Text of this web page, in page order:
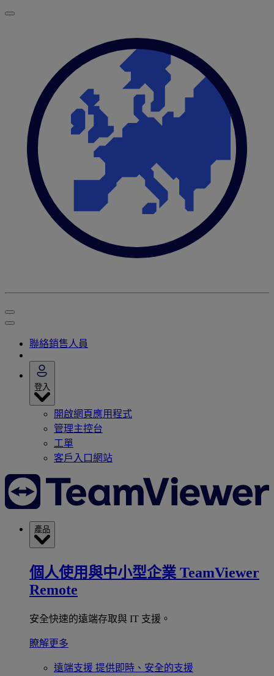
聯絡銷售人員
登入
開啟網頁應用程式
管理主控台
工單
客戶入口網站
產品
個人使用與中小型企業 TeamViewer
Remote
安全快速的遠端存取與 IT 支援。
瞭解更多
遠端支援 提供即時、安全的支援